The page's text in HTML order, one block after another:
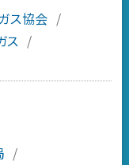
ス協会 /
ス /
/